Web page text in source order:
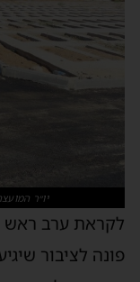
יו״ר
לקראת ערב ראש
פונה לציבור